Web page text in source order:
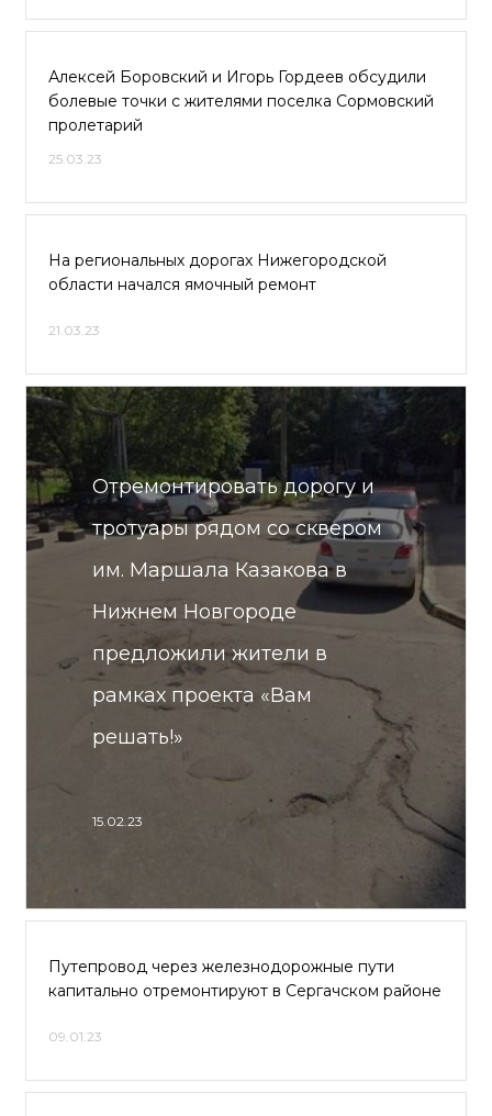
Алексей Боровский и Игорь Гордеев обсудили
болевые точки с жителями поселка Сормовский
пролетарий
25.03.23
На региональных дорогах Нижегородской
области начался ямочный ремонт
21.03.23
Отремонтировать дорогу и
тротуары рядом со сквером
им. Маршала Казакова в
Нижнем Новгороде
предложили жители в
рамках проекта «Вам
решать!»
15.02.23
Путепровод через железнодорожные пути
капитально отремонтируют в Сергачском районе
09.01.23